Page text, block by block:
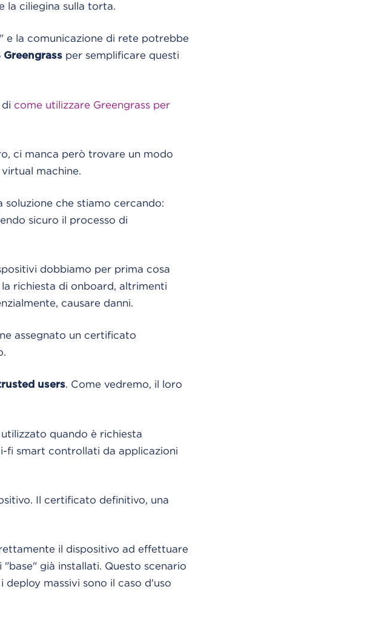
la ciliegina sulla torta.
e la comunicazione di rete potrebbe
Greengrassper semplificare questi
come utilizzare Greengrass per
ci manca però trovare un modo
machine.
soluzione che stiamo cercando:
sicuro il processo di
dobbiamo per prima cosa
richiesta di onboard, altrimenti
causare danni.
assegnato un certificato
users. Come vedremo, il loro
quando è richiesta
fi smart controllati da applicazioni
Il certificato definitivo, una
il dispositivo ad effettuare
già installati. Questo scenario
massivi sono il caso d'uso